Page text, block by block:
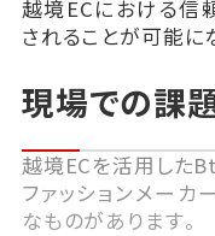
越境ECにおける信
されることが可能に
現場での課
越境ECを活用した
ファッションメー
なものがあります。